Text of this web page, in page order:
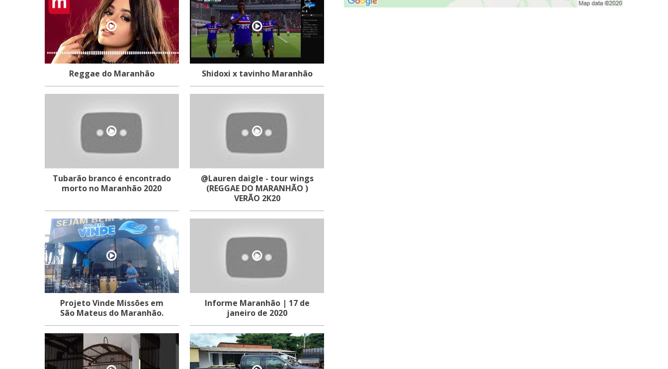
Reggae do Maranhão Shidoxi x tavinho Maranhão
Tubarão branco é encontrado
morto no Maranhão 2020
@Lauren daigle - tour wings
(REGGAE DO MARANHÃO )
VERÃO 2K20
Projeto Vinde Missões em
São Mateus do Maranhão.
Informe Maranhão | 17 de
janeiro de 2020